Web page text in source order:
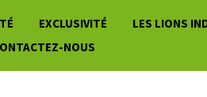
EXCLUSIVITÉ LES LIONS
NOUS